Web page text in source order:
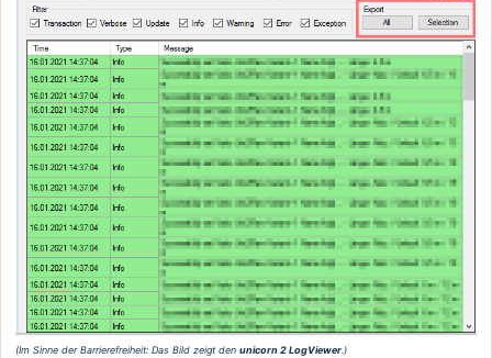
(Im Sinne der Barrierefreiheit: Das Bild zeigt den unicorn 2LogViewer .)